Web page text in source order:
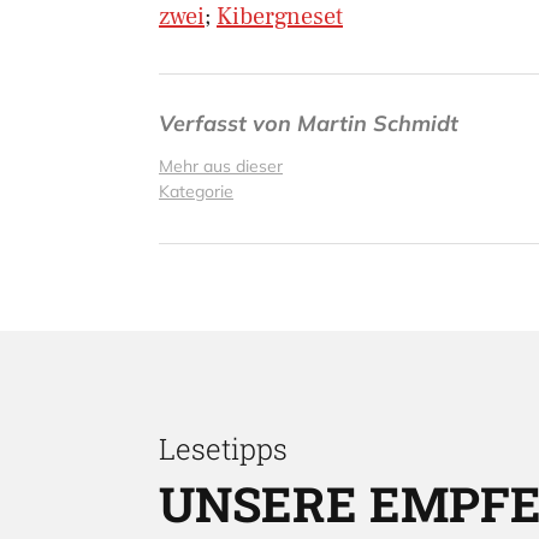
zwei; Kibergneset
Verfasst von Martin Schmidt
Mehr aus dieser
Kategorie
Lesetipps
UNSERE